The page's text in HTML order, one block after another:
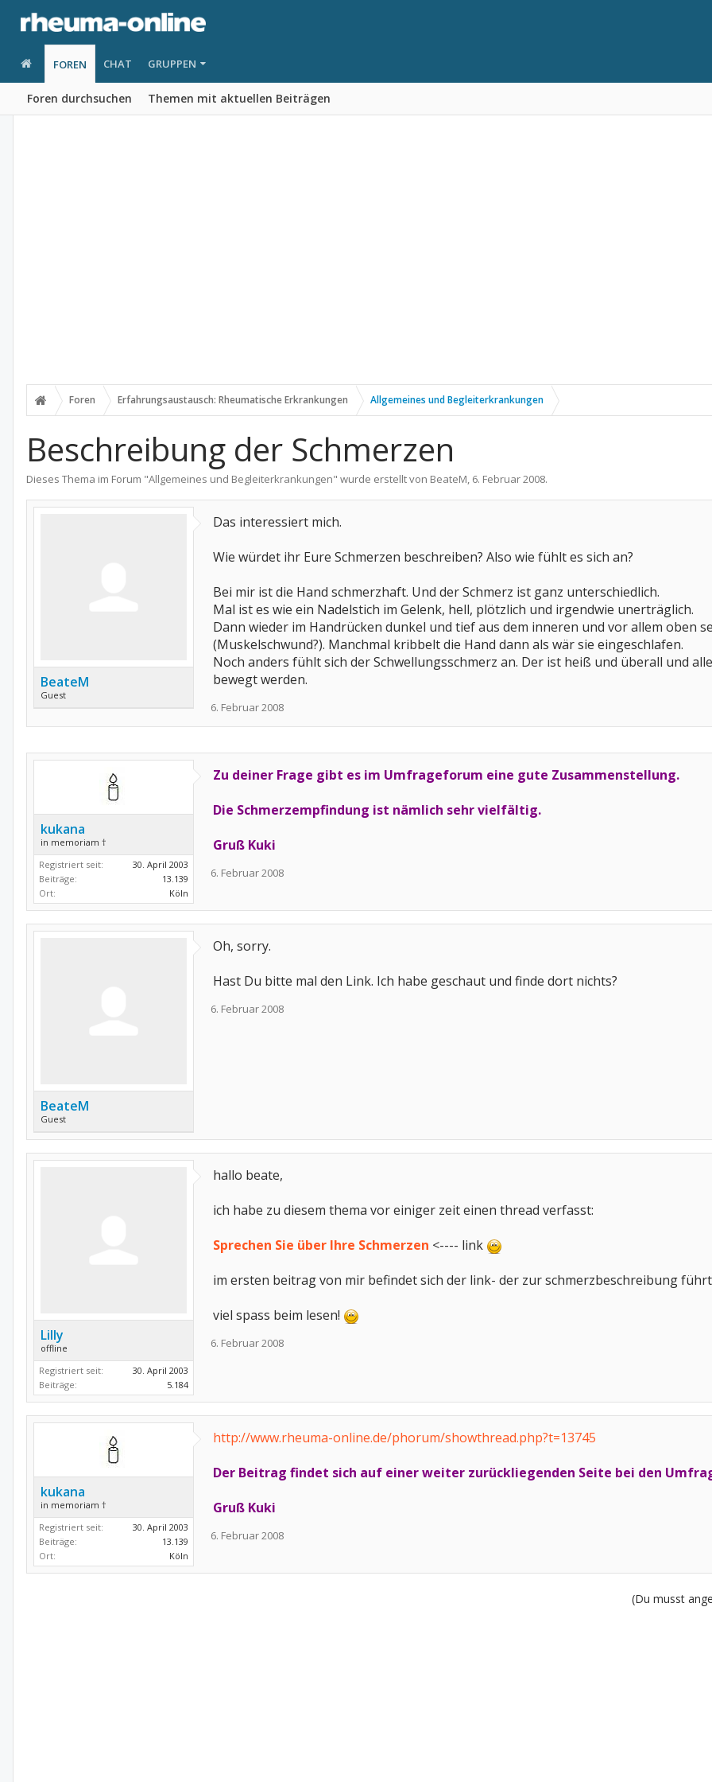
FOREN
Foren durchsuchen Themen mit aktuellen Beiträgen
CHAT GRUPPEN
Foren Erfahrungsaustausch: Rheumatische Erkrankungen Allgemeines und Begleiterkrankungen
Beschreibung der Schmerzen
Dieses Thema im Forum "Allgemeines und Begleiterkrankungen" wurde erstellt von BeateM, 6. Februar 2008.
BeateM
Guest
Das interessiert mich.
Wie würdet ihr Eure Schmerzen beschreiben? Also wie fühlt es sich an?
Bei mir ist die Hand schmerzhaft. Und der Schmerz ist ganz unterschiedlich.
Mal ist es wie ein Nadelstich im Gelenk, hell, plötzlich und irgendwie unerträglich.
Dann wieder im Handrücken dunkel und tief aus dem inneren und vor allem oben
(Muskelschwund?). Manchmal kribbelt die Hand dann als wär sie eingeschlafen.
Noch anders fühlt sich der Schwellungsschmerz an. Der ist heiß und überall und
bewegt werden.
6. Februar 2008
kukana
in memoriam †
Registriert seit:
30. April 2003
Beiträge:
13.139
Ort:
Köln
Zu deiner Frage gibt es im Umfrageforum eine gute Zusammenstellung.
Die Schmerzempfindung ist nämlich sehr vielfältig.
Gruß Kuki
6. Februar 2008
BeateM
Guest
Oh, sorry.
Hast Du bitte mal den Link. Ich habe geschaut und finde dort nichts?
6. Februar 2008
Lilly
offline
Registriert seit:
30. April 2003
Beiträge:
5.184
hallo beate,
ich habe zu diesem thema vor einiger zeit einen thread verfasst:
Sprechen Sie über Ihre Schmerzen <---- link
im ersten beitrag von mir befindet sich der link- der zur schmerzbeschreibung
viel spass beim lesen!
6. Februar 2008
kukana
in memoriam †
Registriert seit:
30. April 2003
Beiträge:
13.139
Ort:
Köln
http://www.rheuma-online.de/phorum/showthread.php?t=13745
Der Beitrag findet sich auf einer weiter zurückliegenden Seite bei den
Gruß Kuki
6. Februar 2008
(Du musst